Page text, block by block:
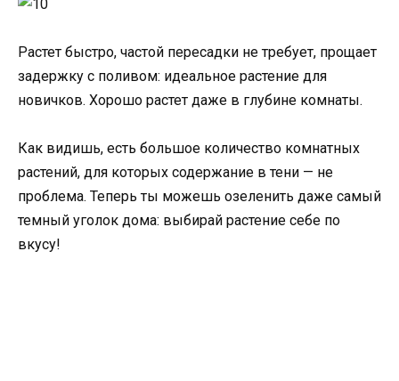
Растет быстро, частой пересадки не требует, прощает
задержку с поливом: идеальное растение для
новичков. Хорошо растет даже в глубине комнаты.
Как видишь, есть большое количество комнатных
растений, для которых содержание в тени — не
проблема. Теперь ты можешь озеленить даже самый
темный уголок дома: выбирай растение себе по
вкусу!